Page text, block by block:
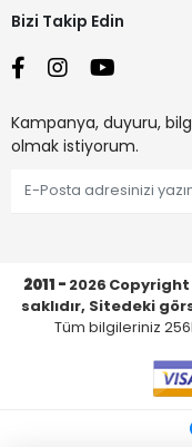
Bizi Takip Edin
Kampanya, duyuru,
olmak istiyorum.
2011 - 2026
saklıdır, Sitedeki
Tüm bilgileriniz